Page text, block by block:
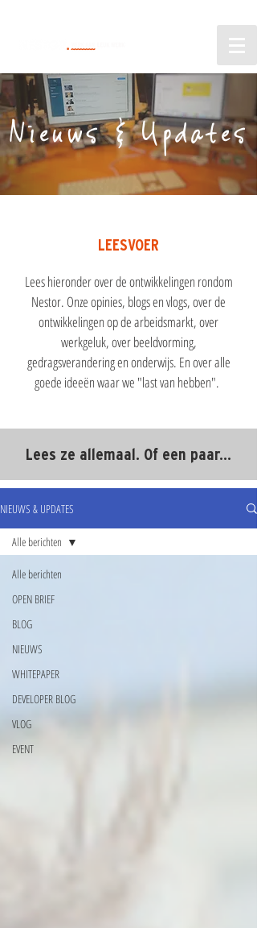
Nieuws & Updates
LEESVOER
Lees hieronder over de ontwikkelingen rondom
Nestor. Onze opinies, blogs en vlogs, over de
ontwikkelingen op de arbeidsmarkt, over
werkgeluk, over beeldvorming,
gedragsverandering en onderwijs. En over alle
goede ideeën waar we "last van hebben".
Lees ze allemaal. Of een paar...
NIEUWS & UPDATES
Alle berichten
OPEN BRIEF
BLOG
NIEUWS
WHITEPAPER
DEVELOPER BLOG
VLOG
EVENT
Alle berichten